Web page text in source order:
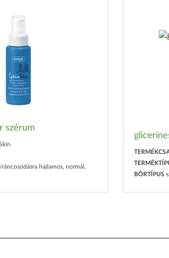
szérum
ráncosodásra hajlamos, normál,
BŐRTÍPUS